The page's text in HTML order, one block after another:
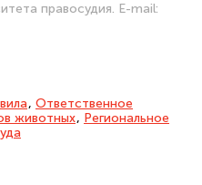
правосудия. E-mail:
, Ответственное
животных, Региональное